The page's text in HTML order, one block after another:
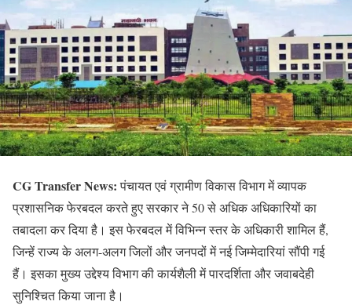
CG Transfer News:पंचायत एवं ग्रामीण विकास विभाग में व्यापक
प्रशासनिक फेरबदल करते हुए सरकार ने 50 से अधिक अधिकारियों का
तबादला कर दिया है। इस फेरबदल में विभिन्न स्तर के अधिकारी शामिल हैं,
जिन्हें राज्य के अलग-अलग जिलों और जनपदों में नई जिम्मेदारियां सौंपी गई
हैं। इसका मुख्य उद्देश्य विभाग की कार्यशैली में पारदर्शिता और जवाबदेही
सुनिश्चित किया जाना है।